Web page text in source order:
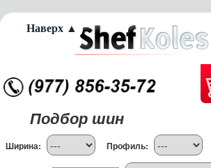
Подбор шин
Ширина: Профиль:
Наверх ▲